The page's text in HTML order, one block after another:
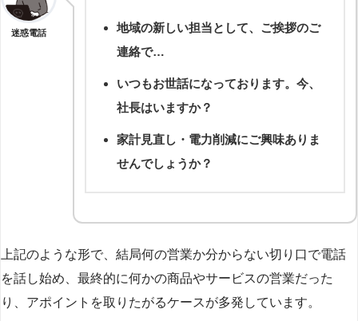
迷惑電話
地域の新しい担当として、ご挨拶のご
連絡で…
いつもお世話になっております。今、
社長はいますか？
家計見直し・電力削減にご興味ありま
せんでしょうか？
上記のような形で、結局何の営業か分からない切り口で電話
を話し始め、最終的に何かの商品やサービスの営業だった
り、アポイントを取りたがるケースが多発しています。